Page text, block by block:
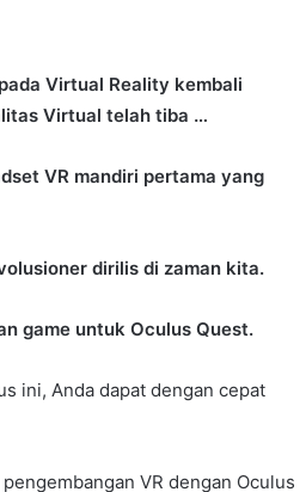
Virtual Reality kembali
Virtual telah tiba …
VR mandiri pertama yang
dirilis di zaman kita.
game untuk Oculus Quest.
ini, Anda dapat dengan cepat
VR dengan Oculus